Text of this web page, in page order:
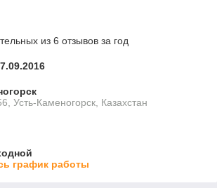
из 6 отзывов за год
Усть-Каменогорск, Казахстан
график работы